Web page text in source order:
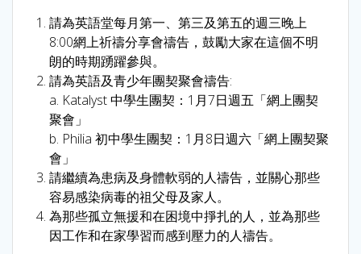
請為英語堂每月第一、第三及第五的週三晚上
8:00網上祈禱分享會禱告，鼓勵大家在這個不明
朗的時期踴躍參與。
請為英語及青少年團契聚會禱告:
a. Katalyst 中學生團契：1月7日週五「網上團契
聚會」
b. Philia 初中學生團契：1月8日週六「網上團契聚
會」
請繼續為患病及身體軟弱的人禱告，並關心那些
容易感染病毒的祖父母及家人。
為那些孤立無援和在困境中掙扎的人，並為那些
因工作和在家學習而感到壓力的人禱告。